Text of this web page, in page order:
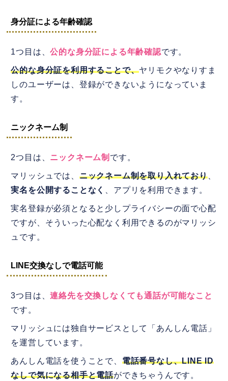
身分証による年齢確認
1つ目は、公的な身分証による年齢確認です。
公的な身分証を利用することで、ヤリモクやなりすま
しのユーザーは、登録ができないようになっていま
す。
ニックネーム制
2つ目は、 ニックネーム制 です。
マリッシュでは、 ニックネーム制を取り入れており、
実名を公開することなく
、アプリを利用できます。
実名登録が必須となると少しプライバシーの面で心配
ですが、そういった心配なく利用できるのがマリッシ
ュです。
LINE交換なしで電話可能
3つ目は、連絡先を交換しなくても通話が可能なこと
です。
マリッシュには独自サービスとして「あんしん電話」
を運営しています。
あんしん電話を使うことで、 電話番号なし、LINE ID
なしで気になる相手と電話ができちゃうんです。